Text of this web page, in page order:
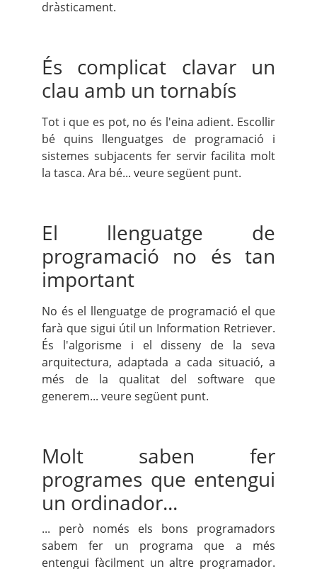
dràsticament.
És complicat clavar un
clau amb un tornabís
Tot i que es pot, no és l'eina adient. Escollir
bé quins llenguatges de programació i
sistemes subjacents fer servir facilita molt
la tasca. Ara bé... veure següent punt.
El llenguatge de
programació no és tan
important
No és el llenguatge de programació el que
farà que sigui útil un Information Retriever.
És l'algorisme i el disseny de la seva
arquitectura, adaptada a cada situació, a
més de la qualitat del software que
generem... veure següent punt.
Molt saben fer
programes que entengui
un ordinador...
... però només els bons programadors
sabem fer un programa que a més
entengui fàcilment un altre programador.